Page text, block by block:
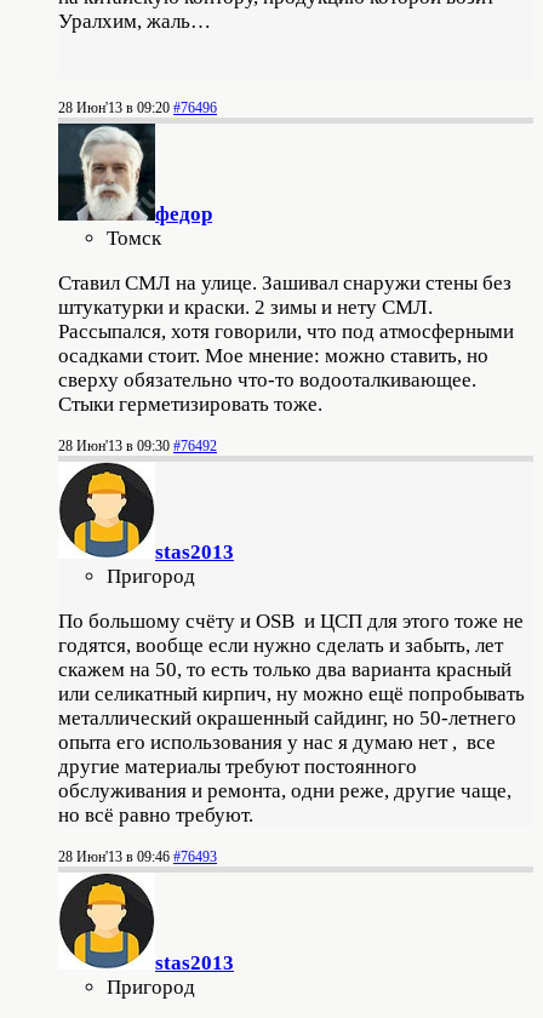
Уралхим, жаль…
28 Июн'13 в 09:20 #76496
федор
Томск
Ставил СМЛ на улице. Зашивал снаружи стены без
штукатурки и краски. 2 зимы и нету СМЛ.
Рассыпался, хотя говорили, что под атмосферными
осадками стоит. Мое мнение: можно ставить, но
сверху обязательно что-то водооталкивающее.
Стыки герметизировать тоже.
28 Июн'13 в 09:30 #76492
stas2013
Пригород
По большому счёту и OSB и ЦСП для этого тоже не
годятся, вообще если нужно сделать и забыть, лет
скажем на 50, то есть только два варианта красный
или селикатный кирпич, ну можно ещё попробывать
металлический окрашенный сайдинг, но 50-летнего
опыта его использования у нас я думаю нет , все
другие материалы требуют постоянного
обслуживания и ремонта, одни реже, другие чаще,
но всё равно требуют.
28 Июн'13 в 09:46 #76493
stas2013
Пригород